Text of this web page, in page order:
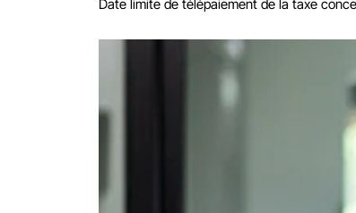
Date limite de télépaiement de la taxe